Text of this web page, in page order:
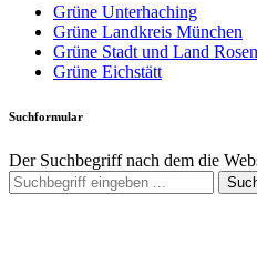
Grü­ne Unterhaching
Grü­ne Land­kreis München
Grü­ne Stadt und Land
Grü­ne Eichstätt
Suchformular
Der Suchbegriff nach dem die